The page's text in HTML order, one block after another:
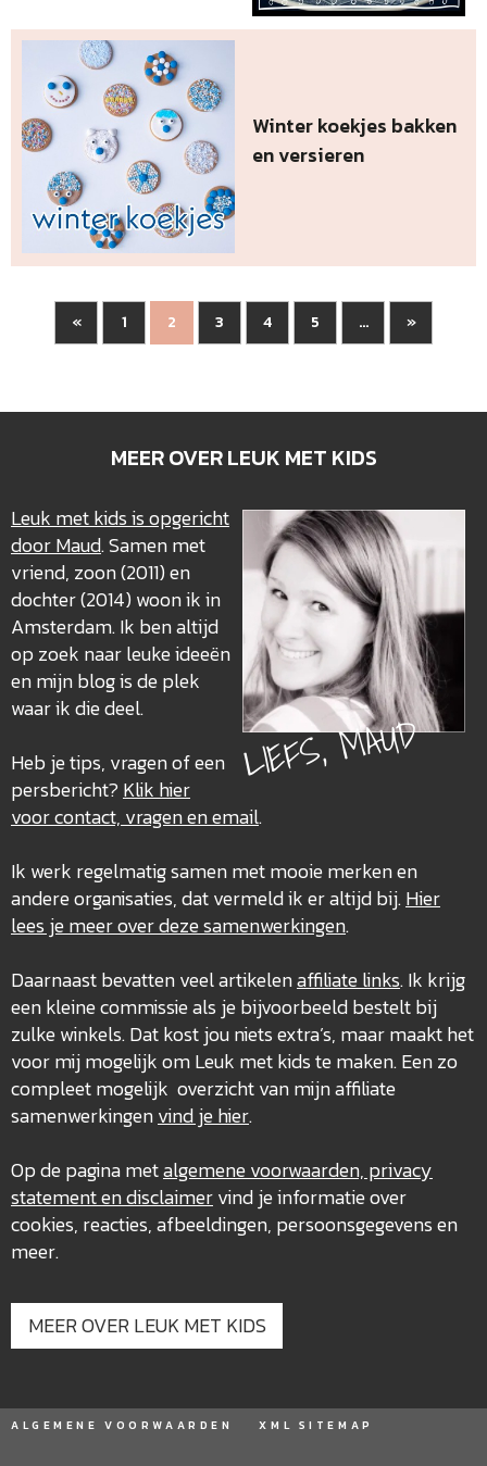
Winter koekjes bakken
en versieren
« 1 2 3 4 5 ... »
MEER OVER LEUK MET KIDS
LIEFS, MAUD
Leuk met kids is opgericht
door Maud. Samen met
vriend, zoon (2011) en
dochter (2014) woon ik in
Amsterdam. Ik ben altijd
op zoek naar leuke ideeën
en mijn blog is de plek
waar ik die deel.
Heb je tips, vragen of een
persbericht? Klik hier
voor contact, vragen en email.
Ik werk regelmatig samen met mooie merken en
andere organisaties, dat vermeld ik er altijd bij.Hier
lees je meer over dezesamenwerkingen.
Daarnaast bevatten veel artikelenaffiliate links. Ik krijg
een kleine commissie als je bijvoorbeeld bestelt bij
zulke winkels. Dat kost jou niets extra’s, maar maakt het
voor mij mogelijk om Leuk met kids te maken. Een zo
compleet mogelijk overzicht van mijn affiliate
samenwerkingenvind je hier.
Op de pagina metalgemene voorwaarden, privacy
statement en disclaimervind je informatie over
cookies, reacties, afbeeldingen, persoonsgegevens en
meer.
MEER OVER LEUK MET KIDS
ALGEMENE VOORWAARDEN XML SITEMAP